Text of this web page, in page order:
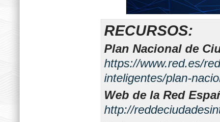
RECURSOS:
Plan Nacional de
https://www.red.es/
inteligentes/plan-
Web de la Red
http://